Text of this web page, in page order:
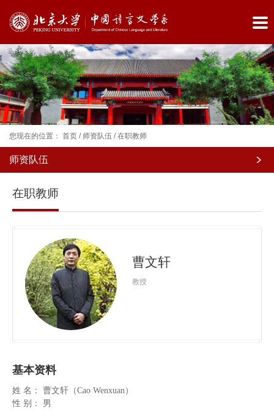
系
伍
新
闻
您现在的位置： 首页 / 师资队伍 /在职教师
师资队伍
在职教师
曹文轩
教授
基本资料
姓 名： 曹文轩（Cao Wenxuan）
性 别： 男